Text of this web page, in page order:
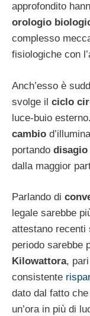
approfondito
orologio
complesso
fisiologiche con
Anch’esso è
svolge il ciclo
luce-buio
cambio
portando disagio
dalla maggior
Parlando di
legale sarebbe
attestano recenti
periodo sarebbe
Kilowattora,
consistente
dato dal fatto
un’ora in più di